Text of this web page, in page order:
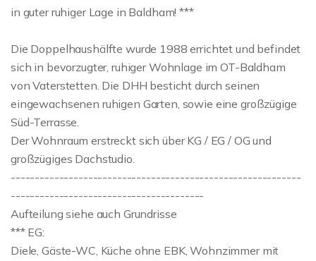
in guter ruhiger Lage in Baldham! ***
Die Doppelhaushälfte wurde 1988 errichtet und befindet
sich in bevorzugter, ruhiger Wohnlage im OT-Baldham
von Vaterstetten. Die DHH besticht durch seinen
eingewachsenen ruhigen Garten, sowie eine großzügige
Süd-Terrasse.
Der Wohnraum erstreckt sich über KG / EG / OG und
großzügiges Dachstudio.
------------------------------------------------------------
----------------------------------------
Aufteilung siehe auch Grundrisse
*** EG:
Diele, Gäste-WC, Küche ohne EBK, Wohnzimmer mit